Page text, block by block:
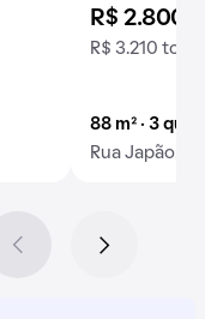
R$ 2.800
R$ 3.210 total
88 m² · 3
Rua Japão,